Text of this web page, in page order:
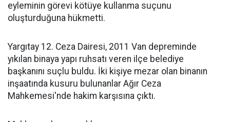
eyleminin görevi kötüye kullanma suçunu
oluşturduğuna hükmetti.
Yargıtay 12. Ceza Dairesi, 2011 Van depreminde
yıkılan binaya yapı ruhsatı veren ilçe belediye
başkanını suçlu buldu. İki kişiye mezar olan binanın
inşaatında kusuru bulunanlar Ağır Ceza
Mahkemesi'nde hakim karşısına çıktı.